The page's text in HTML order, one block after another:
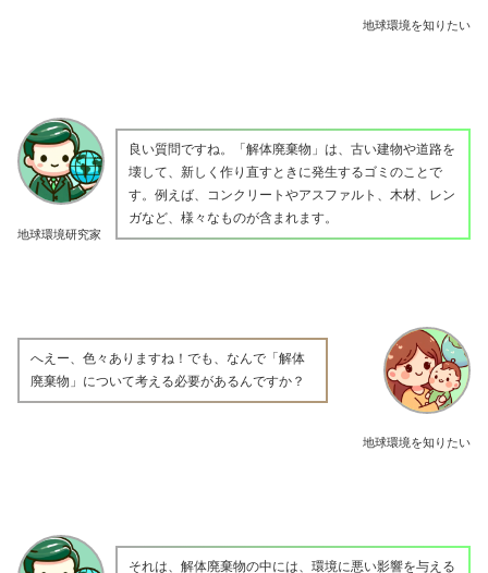
地球環境を知りたい
地球環境研究家
良い質問ですね。「解体廃棄物」は、古い建物や道路を
壊して、新しく作り直すときに発生するゴミのことで
す。例えば、コンクリートやアスファルト、木材、レン
ガなど、様々なものが含まれます。
地球環境を知りたい
へえー、色々ありますね！でも、なんで「解体
廃棄物」について考える必要があるんですか？
それは、解体廃棄物の中には、環境に悪い影響を与える